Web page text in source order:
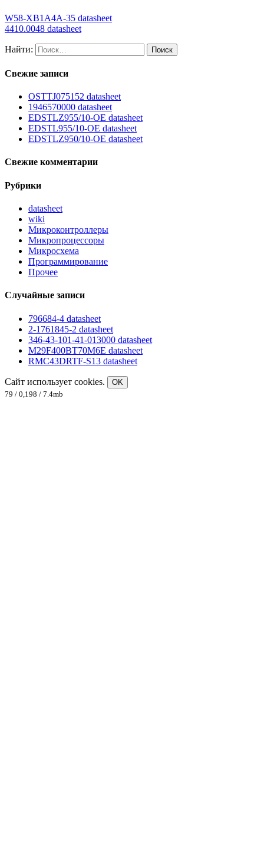
W58-XB1A4A-35 datasheet
4410.0048 datasheet
Найти:
Свежие записи
OSTTJ075152 datasheet
1946570000 datasheet
EDSTLZ955/10-OE datasheet
EDSTL955/10-OE datasheet
EDSTLZ950/10-OE datasheet
Свежие комментарии
Рубрики
datasheet
wiki
Микроконтроллеры
Микропроцессоры
Микросхема
Программирование
Прочее
Случайные записи
796684-4 datasheet
2-1761845-2 datasheet
346-43-101-41-013000 datasheet
M29F400BT70M6E datasheet
RMC43DRTF-S13 datasheet
Сайт использует cookies.
OK
79 / 0,198 / 7.4mb